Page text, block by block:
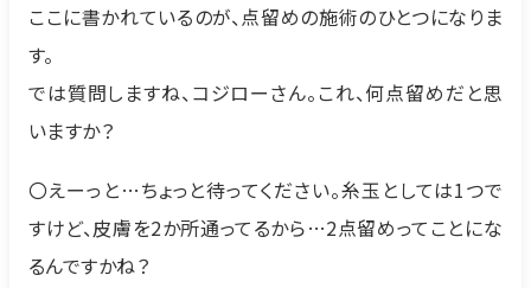
ここに書かれているのが、点留めの施術のひとつになりま
す。
では質問しますね、コジローさん。これ、何点留めだと思
いますか？
〇えーっと…ちょっと待ってください。糸玉としては1つで
すけど、皮膚を2か所通ってるから…2点留めってことにな
るんですかね？